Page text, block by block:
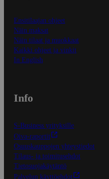
Ensitilaajan ohjeet
Näin maksat
Näin tilaat ja muokkaat
Kaikki ohjeet ja vinkit
In English
Info
S-Business yrityksille
Oiva-raportit
Osuuskauppojen yhteystiedot
Tilaus- ja toimitusehdot
Tietosuojakäytäntö
Palvelun käyttöehdot